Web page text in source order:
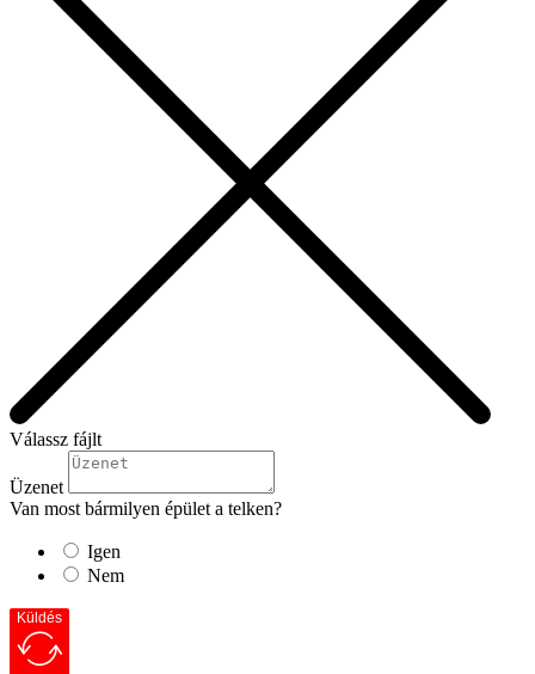
Válassz fájlt
Üzenet
Van most bármilyen épület a telken?
Igen
Nem
Küldés